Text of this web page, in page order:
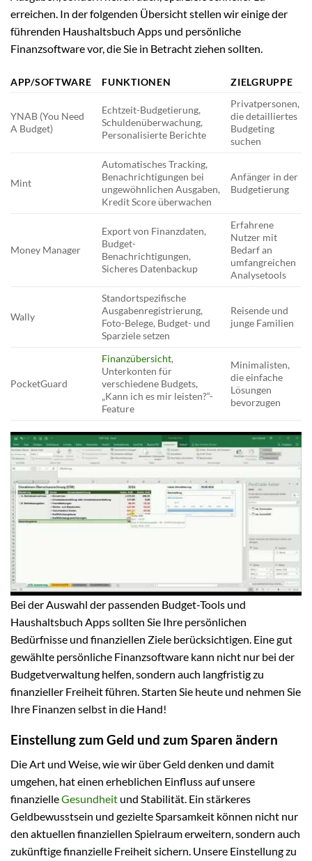
erreichen. In der folgenden Übersicht stellen wir einige der
führenden Haushaltsbuch Apps und persönliche
Finanzsoftware vor, die Sie in Betracht ziehen sollten.
APP/SOFTWARE FUNKTIONEN ZIELGRUPPE
YNAB (You Need
A Budget)
Echtzeit-Budgetierung,
Schuldenüberwachung,
Personalisierte Berichte
Privatpersonen,
die detailliertes
Budgeting
suchen
Mint
Automatisches Tracking,
Benachrichtigungen bei
ungewöhnlichen Ausgaben,
Kredit Score überwachen
Anfänger in der
Budgetierung
Money Manager
Export von Finanzdaten,
Budget-
Benachrichtigungen,
Sicheres Datenbackup
Erfahrene
Nutzer mit
Bedarf an
umfangreichen
Analysetools
Wally
Standortspezifische
Ausgabenregistrierung,
Foto-Belege, Budget- und
Sparziele setzen
Reisende und
junge Familien
PocketGuard
Finanzübersicht,
Unterkonten für
verschiedene Budgets,
„Kann ich es mir leisten?“-
Feature
Minimalisten,
die einfache
Lösungen
bevorzugen
Bei der Auswahl der passenden Budget-Tools und
Haushaltsbuch Apps sollten Sie Ihre persönlichen
Bedürfnisse und finanziellen Ziele berücksichtigen. Eine gut
gewählte persönliche Finanzsoftware kann nicht nur bei der
Budgetverwaltung helfen, sondern auch langfristig zu
finanzieller Freiheit führen. Starten Sie heute und nehmen Sie
Ihre Finanzen selbst in die Hand!
Einstellung zum Geld und zum Sparen ändern
Die Art und Weise, wie wir über Geld denken und damit
umgehen, hat einen erheblichen Einfluss auf unsere
finanzielleGesundheit und Stabilität. Ein stärkeres
Geldbewusstsein und gezielte Sparsamkeit können nicht nur
den aktuellen finanziellen Spielraum erweitern, sondern auch
zukünftige finanzielle Freiheit sichern. Unsere Einstellung zu